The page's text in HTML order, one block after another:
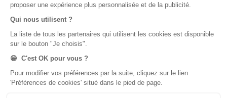
Nos applications
Application Android Éducation
Application iOS Éducation
Nos chaînes youtube
Chaîne Youtube Lycée
digiSchool Orientation
Orientation
Diplômes
Nos applications
Application Android Pitangoo